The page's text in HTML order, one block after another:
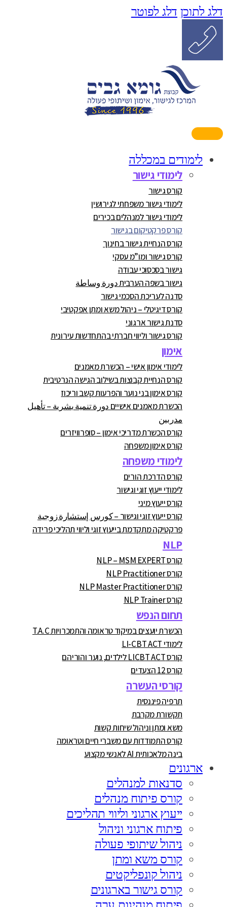
דלג לתוכן דלג לפוטר
לימודים במכללה
לימודי גישור
קורס גישור
לימודי גישור משפחתי לגירושין
לימודי גישור למנהלים בכירים
קורס פרקטיקום בגישור
קורס הנחיית גישור בחינוך
קורס גישור ומו”מ עסקי
גישור בסכסוכי עבודה
גישור בשפה הערבית دورة وساطة
סדנה לעריכת הסכמי גישור
קורס דיגיטלי – ניהול משא ומתן אפקטיבי
סדנת גישור ארגוני
קורס גישור וליווי חברתי בהתחדשות עירונית
אימון
לימודי אימון אישי – הכשרת מאמנים
קורס הנחיית קבוצות בשילוב הגישה הנרטיבית
קורס אימון בני נוער והפרעות קשב וריכוז
הכשרת מאמנים אישיים دورة تنمية بشرية – تأهيل
مدربين
קורס הכשרת מדריכי אימון – סופרוויזרים
קורס אימון משפחה
לימודי משפחה
קורס הדרכת הורים
לימודי ייעוץ זוגי וגישור
קורס ייעוץ מיני
קורס ייעוץ זוגי וגישור – كورس إستشارة زوجية
פרקטיקה מתקדמת בייעוץ זוגי וליווי תהליכי פרידה
NLP
קורס NLP – MSM EXPERT
קורס NLP Practitioner
קורס NLP Master Practitioner
קורס NLP Trainer
תחום הנפש
הכשרת יועצים במיקוד טראומה והתמכרויות T.A.C
לימודי LI-CBT ACT
קורס LICBT ACT לילדים, נוער והוריהם
קורס 12 הצעדים
קורסי העשרה
תרפיה פיננסית
תקשורת מקרבת
משא ומתן וניהול שיחות קשות
קורס התמודדות עם משברי חיים וטראומה
בינה מלאכותית AI לאנשי מקצוע
ארגונים
סדנאות למנהלים
קורס פיתוח מנהלים
ייעוץ ארגוני וליווי תהליכים
פיתוח ארגוני וניהול
ניהול שיתופי פעולה
קורס משא ומתן
ניהול קונפליקטים
קורס גישור בארגונים